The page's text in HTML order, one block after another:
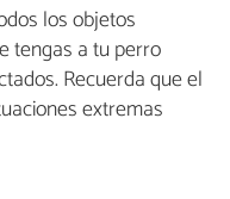
los objetos
tengas a tu perro
Recuerda que el
extremas